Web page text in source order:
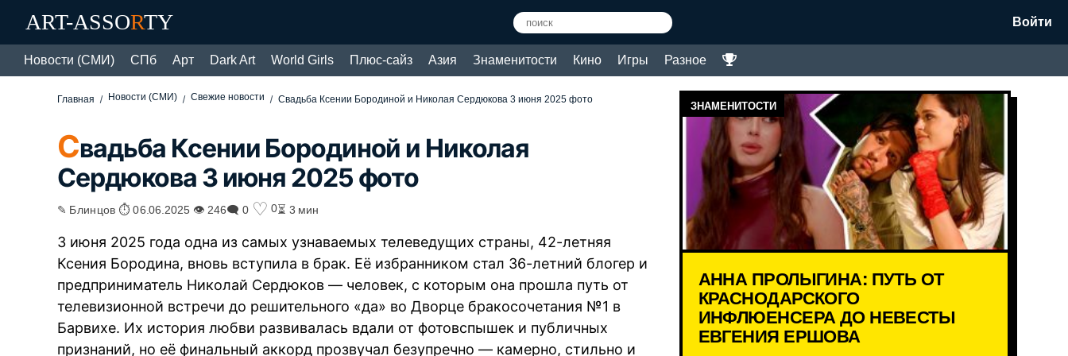
ART-ASSORTY Войти
Новости (СМИ) СПб Арт Dark Art World Girls Плюс-сайз Азия Знаменитости Кино Игры Разное
Главная Новости (СМИ) Свежие новости Свадьба Ксении Бородиной и Николая Сердюкова 3 июня 2025 фото
Свадьба Ксении Бородиной и Николая
Сердюкова 3 июня 2025 фото
✎ Блинцов ⏱ 06.06.2025 👁 246🗨 0 ♡ 0⏳ 3 мин
3 июня 2025 года одна из самых узнаваемых телеведущих страны, 42-летняя
Ксения Бородина, вновь вступила в брак. Её избранником стал 36-летний блогер и
предприниматель Николай Сердюков — человек, с которым она прошла путь от
телевизионной встречи до решительного «да» во Дворце бракосочетания №1 в
Барвихе. Их история любви развивалась вдали от фотовспышек и публичных
признаний, но её финальный аккорд прозвучал безупречно — камерно, стильно и
ЗНАМЕНИТОСТИ
АННА ПРОЛЫГИНА: ПУТЬ ОТ
КРАСНОДАРСКОГО
ИНФЛЮЕНСЕРА ДО НЕВЕСТЫ
ЕВГЕНИЯ ЕРШОВА